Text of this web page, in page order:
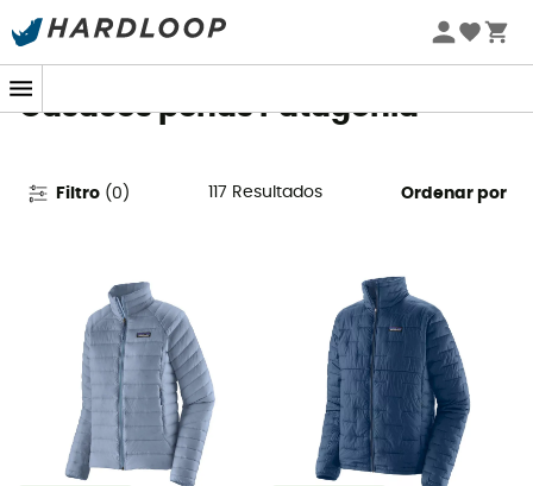
Promoções de verão 🔥 -5% EXTRA a partir de 2 produtos*
Casacos penas Patagonia
Filtro (0 ) 117 Resultados Ordenar por